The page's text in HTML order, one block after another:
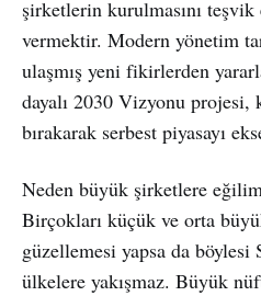
şirketlerin kurulmasını
vermektir. Modern yönetim
ulaşmış yeni fikirlerden
dayalı 2030 Vizyonu projesi,
bırakarak serbest piyasayı
Neden büyük şirketlere
Birçokları küçük ve orta
güzellemesi yapsa da
ülkelere yakışmaz. Büyük